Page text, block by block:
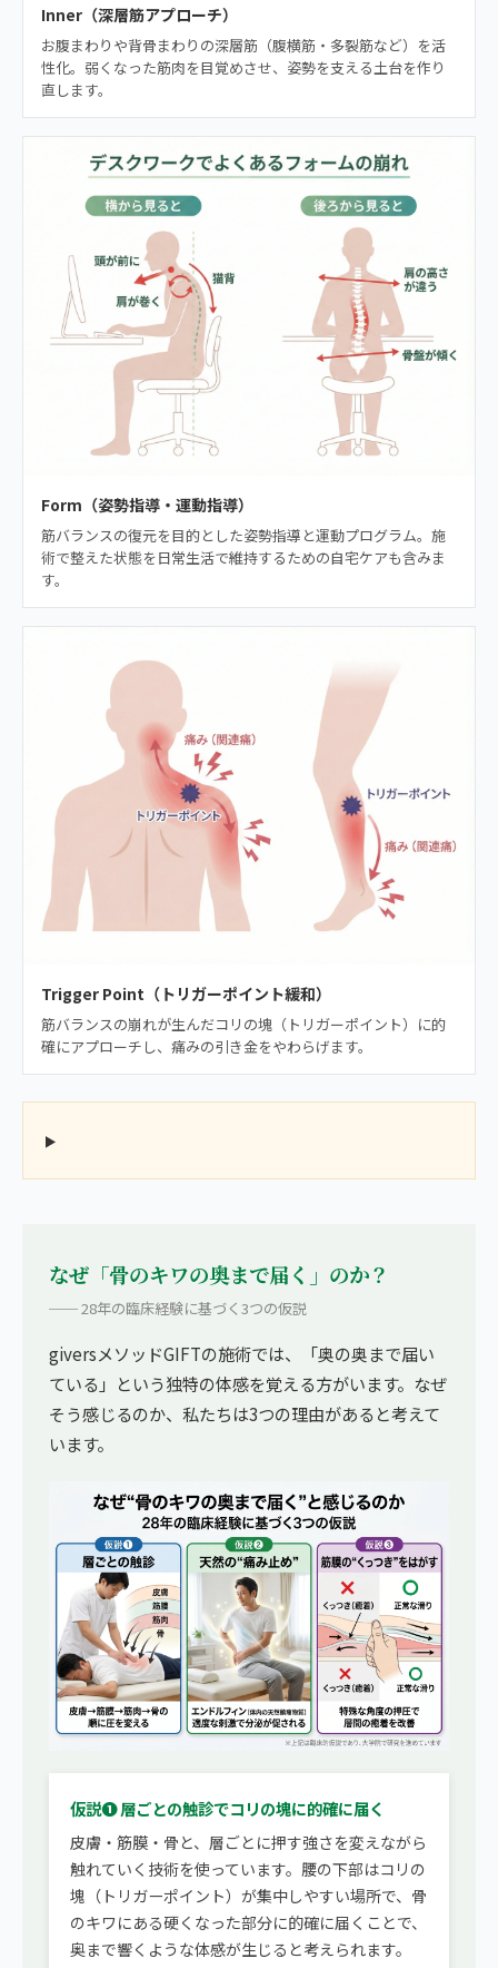
Inner（深層筋アプローチ）
お腹まわりや背骨まわりの深層筋（腹横筋・多裂筋など）を活
性化。弱くなった筋肉を目覚めさせ、姿勢を支える土台を作り
直します。
Form（姿勢指導・運動指導）
筋バランスの復元を目的とした姿勢指導と運動プログラム。施
術で整えた状態を日常生活で維持するための自宅ケアも含みま
す。
Trigger Point（トリガーポイント緩和）
筋バランスの崩れが生んだコリの塊（トリガーポイント）に的
確にアプローチし、痛みの引き金をやわらげます。
なぜ「骨のキワの奥まで届く」のか？
── 28年の臨床経験に基づく3つの仮説
giversメソッドGIFTの施術では、「奥の奥まで届い
ている」という独特の体感を覚える方がいます。なぜ
そう感じるのか、私たちは3つの理由があると考えて
います。
仮説❶ 層ごとの触診でコリの塊に的確に届く
皮膚・筋膜・骨と、層ごとに押す強さを変えながら
触れていく技術を使っています。腰の下部はコリの
塊（トリガーポイント）が集中しやすい場所で、骨
のキワにある硬くなった部分に的確に届くことで、
奥まで響くような体感が生じると考えられます。